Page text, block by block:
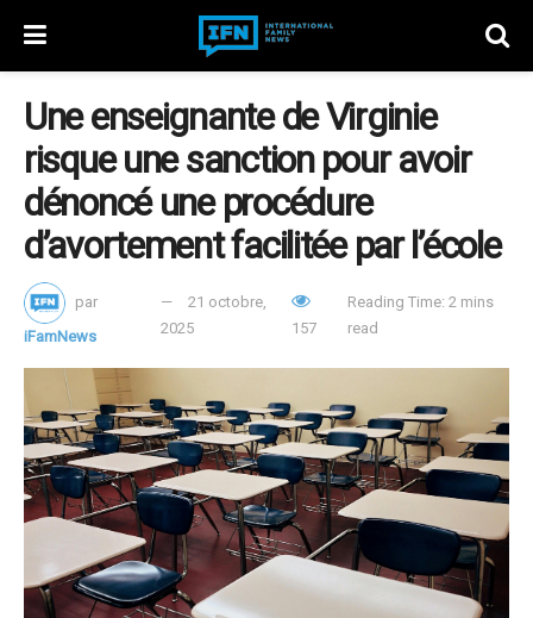
Une enseignante de Virginie
risque une sanction pour avoir
dénoncé une procédure
d’avortement facilitée par l’école
par
iFamNews
21 octobre,
2025
157
Reading Time: 2 mins
read